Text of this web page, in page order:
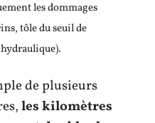
les dommages
tôle du seuil de
de plusieurs
les kilomètres